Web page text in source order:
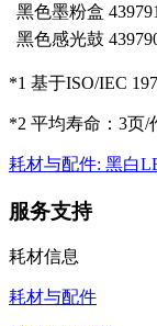
黑色墨粉盒
黑色感光鼓
*1 基于ISO/IEC
*2 平均寿命：3页/
耗材与配件: 黑白
服务支持
耗材信息
耗材与配件